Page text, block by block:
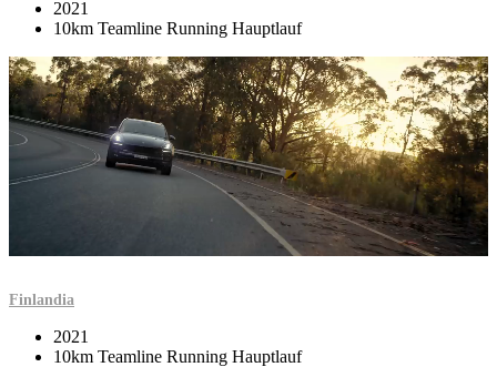
2021
10km Teamline Running Hauptlauf
Finlandia
2021
10km Teamline Running Hauptlauf